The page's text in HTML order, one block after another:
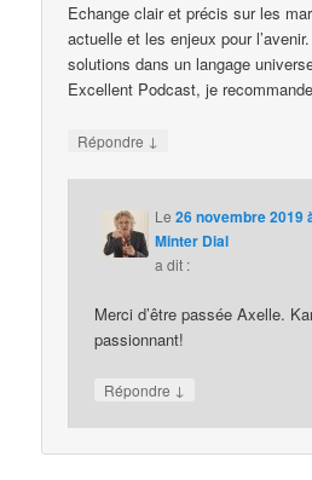
Echange clair et précis sur les
actuelle et les enjeux pour
solutions dans un langage
Excellent Podcast, je
Répondre ↓
Le26 novembre 2019
Minter Dial
a dit :
Merci d’être passée Axelle.
passionnant!
Répondre ↓